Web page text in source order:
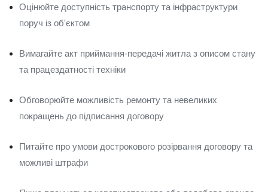
Оцінюйте доступність транспорту та інфраструктури
поруч із об'єктом
Вимагайте акт приймання-передачі житла з описом стану
та працездатності техніки
Обговорюйте можливість ремонту та невеликих
покращень до підписання договору
Питайте про умови дострокового розірвання договору та
можливі штрафи